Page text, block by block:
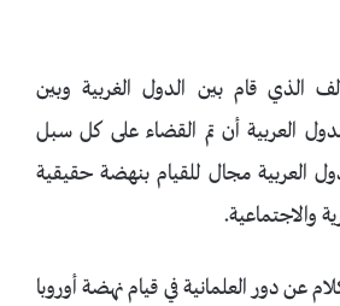
الذي قام بين الدول الغربية وبين
العربية أن تم القضاء على كل سبل
العربية مجال للقيام بنهضة حقيقية
والاجتماعية.
عن دور العلمانية في قيام نهضة أوروبا